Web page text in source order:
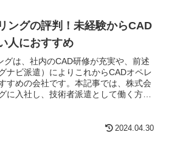
ングの評判！未経験からCAD
人におすすめ
は、社内のCAD研修が充実や、前述
ナビ派遣）によりこれからCADオペレ
すめの会社です。本記事では、株式会
に入社し、技術者派遣として働く方々
2024.04.30